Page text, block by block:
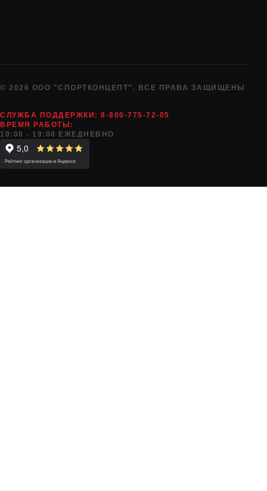
© 2026 ООО "СПОРТКОНЦЕПТ". ВСЕ ПРАВА ЗАЩИЩЕНЫ
СЛУЖБА ПОДДЕРЖКИ: 8-800-775-72-05
ВРЕМЯ РАБОТЫ:
10:00 - 19:00 ЕЖЕДНЕВНО